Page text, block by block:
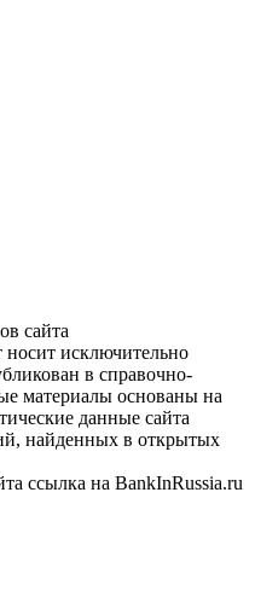
сайта
носит исключительно
в справочно-
материалы основаны на
данные сайта
найденных в открытых
ссылка на BankInRussia.ru